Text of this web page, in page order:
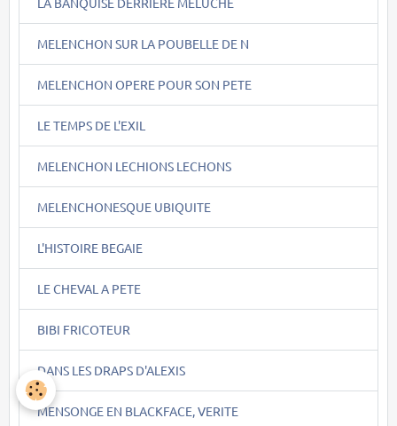
MELENCHON SUR LA POUBELLE DE N
MELENCHON OPERE POUR SON PETE
LE TEMPS DE L'EXIL
MELENCHON LECHIONS LECHONS
MELENCHONESQUE UBIQUITE
L'HISTOIRE BEGAIE
LE CHEVAL A PETE
BIBI FRICOTEUR
DANS LES DRAPS D'ALEXIS
MENSONGE EN BLACKFACE, VERITE